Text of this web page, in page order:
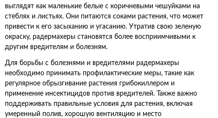
выглядят как маленькие белые с коричневыми чешуйками на
стеблях и листьях. Они питаются соками растения, что может
привести к его засыханию и угасанию. Утратив свою зеленую
окраску, радермахеры становятся более восприимчивыми к
другим вредителям и болезням.
Для борьбы с болезнями и вредителями радермахеры
необходимо принимать профилактические меры, такие как
регулярное обрызгивание растения грибокиллером и
применение инсектицидов против вредителей. Также важно
поддерживать правильные условия для растения, включая
умеренный полив, хорошую вентиляцию и место